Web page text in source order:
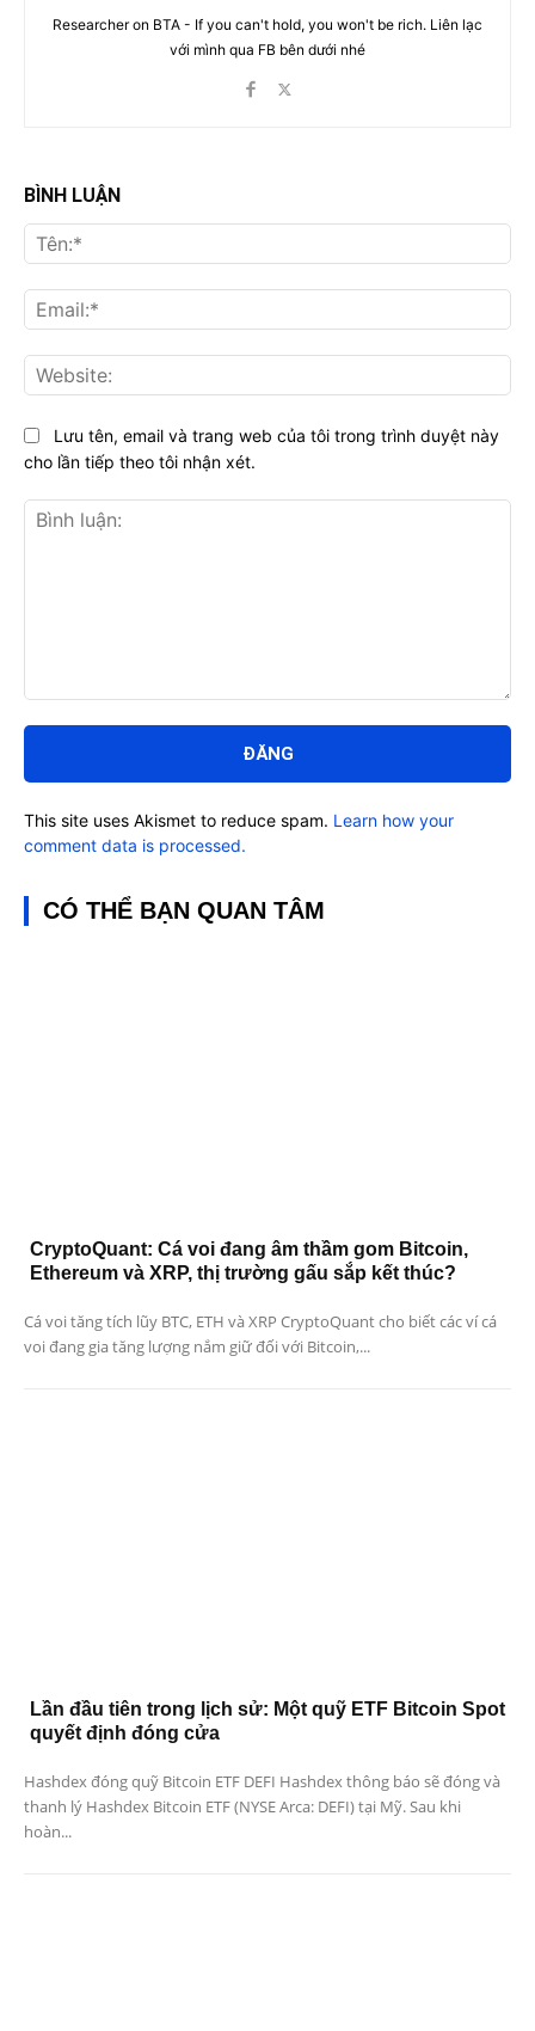
Researcher on BTA - If you can't hold, you won't be rich. Liên lạc
với mình qua FB bên dưới nhé
BÌNH LUẬN
luận:
Lưu tên, email và trang web của tôi trong trình duyệt này
cho lần tiếp theo tôi nhận xét.
This site uses Akismet to reduce spam. Learn how your
comment data is processed.
CÓ THỂ BẠN QUAN TÂM
CryptoQuant: Cá voi đang âm thầm gom Bitcoin,
Ethereum và XRP, thị trường gấu sắp kết thúc?
Cá voi tăng tích lũy BTC, ETH và XRP CryptoQuant cho biết các ví cá
voi đang gia tăng lượng nắm giữ đối với Bitcoin,...
Lần đầu tiên trong lịch sử: Một quỹ ETF Bitcoin Spot
quyết định đóng cửa
Hashdex đóng quỹ Bitcoin ETF DEFI Hashdex thông báo sẽ đóng và
thanh lý Hashdex Bitcoin ETF (NYSE Arca: DEFI) tại Mỹ. Sau khi
hoàn...